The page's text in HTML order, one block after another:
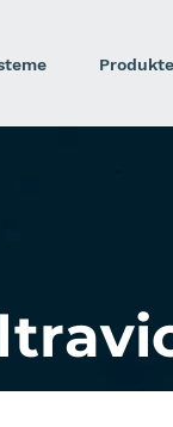
Produkte